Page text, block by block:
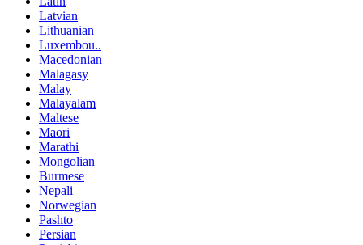
Latvian
Lithuanian
Luxembou..
Macedonian
Malagasy
Malay
Malayalam
Maltese
Maori
Marathi
Mongolian
Burmese
Nepali
Norwegian
Pashto
Persian